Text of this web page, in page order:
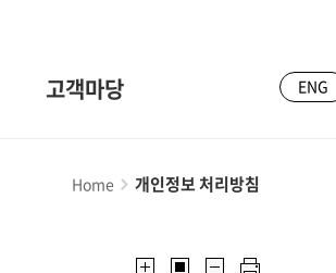
고객마당 ENG
Home 개인정보 처리방침